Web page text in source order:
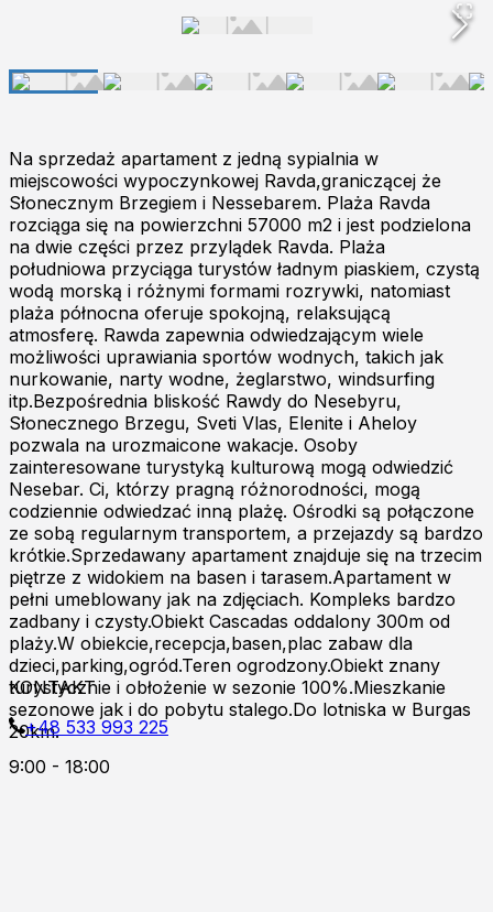
Na sprzedaż apartament z jedną sypialnia w
miejscowości wypoczynkowej Ravda,graniczącej że
Słonecznym Brzegiem i Nessebarem. Plaża Ravda
rozciąga się na powierzchni 57000 m2 i jest podzielona
na dwie części przez przylądek Ravda. Plaża
południowa przyciąga turystów ładnym piaskiem, czystą
wodą morską i różnymi formami rozrywki, natomiast
plaża północna oferuje spokojną, relaksującą
atmosferę. Rawda zapewnia odwiedzającym wiele
możliwości uprawiania sportów wodnych, takich jak
nurkowanie, narty wodne, żeglarstwo, windsurfing
itp.Bezpośrednia bliskość Rawdy do Nesebyru,
Słonecznego Brzegu, Sveti Vlas, Elenite i Aheloy
pozwala na urozmaicone wakacje. Osoby
zainteresowane turystyką kulturową mogą odwiedzić
Nesebar. Ci, którzy pragną różnorodności, mogą
codziennie odwiedzać inną plażę. Ośrodki są połączone
ze sobą regularnym transportem, a przejazdy są bardzo
krótkie.Sprzedawany apartament znajduje się na trzecim
piętrze z widokiem na basen i tarasem.Apartament w
pełni umeblowany jak na zdjęciach. Kompleks bardzo
zadbany i czysty.Obiekt Cascadas oddalony 300m od
plaży.W obiekcie,recepcja,basen,plac zabaw dla
dzieci,parking,ogród.Teren ogrodzony.Obiekt znany
turystycznie i obłożenie w sezonie 100%.Mieszkanie
sezonowe jak i do pobytu stalego.Do lotniska w Burgas
20km.
KONTAKT
+48 533 993 225
9:00 - 18:00